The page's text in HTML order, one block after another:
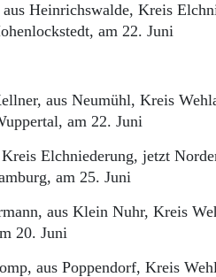
Heinrichswalde, Kreis
am 22. Juni
aus Neumühl, Kreis
am 22. Juni
Elchniederung, jetzt
am 25. Juni
aus Klein Nuhr, Kreis
20. Juni
aus Poppendorf, Kreis